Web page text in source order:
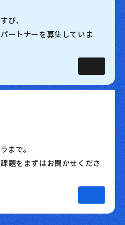
び、
ートナーを募集していま
まで。
題をまずはお聞かせくださ